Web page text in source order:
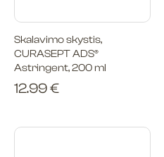
Skalavimo skystis,
CURASEPT ADS®
Astringent, 200 ml
12.99€